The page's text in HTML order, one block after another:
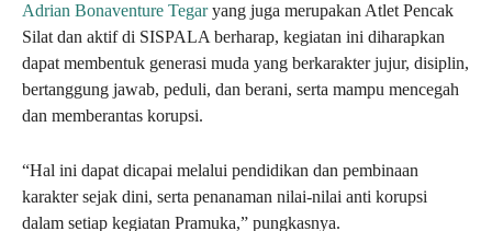
Adrian Bonaventure Tegaryang juga merupakan Atlet Pencak
Silat dan aktif di SISPALA berharap, kegiatan ini diharapkan
dapat membentuk generasi muda yang berkarakter jujur, disiplin,
bertanggung jawab, peduli, dan berani, serta mampu mencegah
dan memberantas korupsi.
“Hal ini dapat dicapai melalui pendidikan dan pembinaan
karakter sejak dini, serta penanaman nilai-nilai anti korupsi
dalam setiap kegiatan Pramuka,” pungkasnya.